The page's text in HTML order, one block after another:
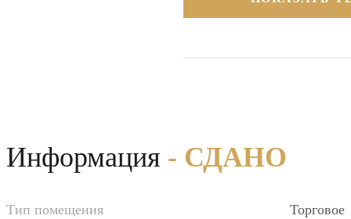
Информация - СДАНО
Тип помещения
Торговое